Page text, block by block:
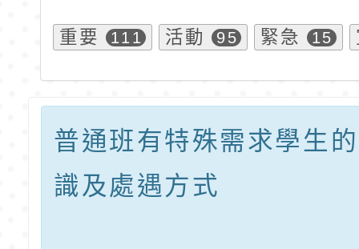
重要 111 活動 95 緊急 15
普通班有特殊需求學生
識及處遇方式